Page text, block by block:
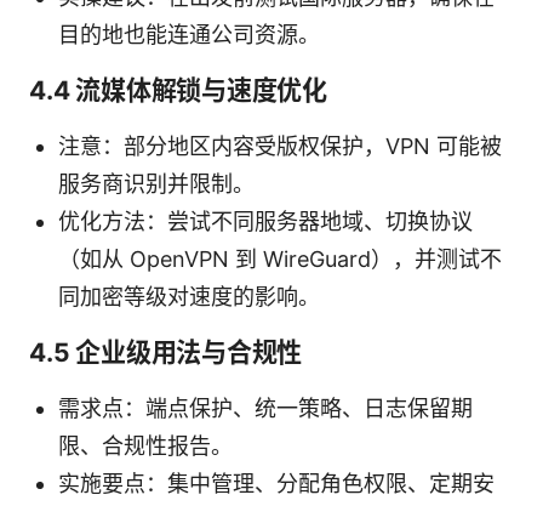
目的地也能连通公司资源。
4.4 流媒体解锁与速度优化
注意：部分地区内容受版权保护，VPN 可能被
服务商识别并限制。
优化方法：尝试不同服务器地域、切换协议
（如从 OpenVPN 到 WireGuard），并测试不
同加密等级对速度的影响。
4.5 企业级用法与合规性
需求点：端点保护、统一策略、日志保留期
限、合规性报告。
实施要点：集中管理、分配角色权限、定期安